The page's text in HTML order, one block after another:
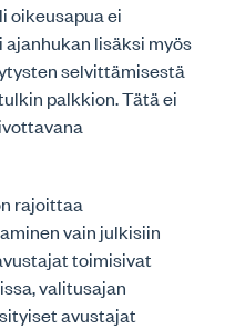
oikeusapua ei
lisäksi myös
selvittämisestä
palkkion. Tätä ei
rajoittaa
vain julkisiin
toimisivat
valitusajan
avustajat